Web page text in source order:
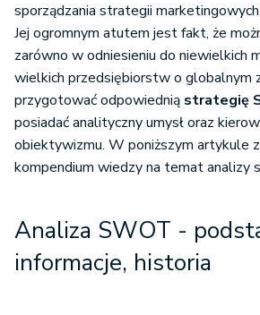
sporządzania strategii
Jej ogromnym atutem jest fakt, że
zarówno w odniesieniu do niewielkich
wielkich przedsiębiorstw o globalnym
przygotować odpowiednią strategię
posiadać analityczny umysł oraz
obiektywizmu. W poniższym artykule
kompendium wiedzy na temat analizy
Analiza SWOT -
informacje, historia